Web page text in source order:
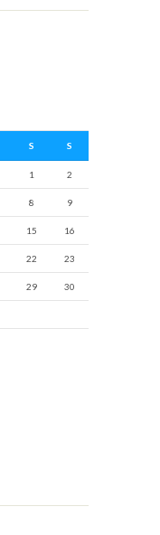
S S
1 2
8 9
15 16
22 23
29 30